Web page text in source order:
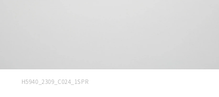
H5940_2309_C024_1SPR